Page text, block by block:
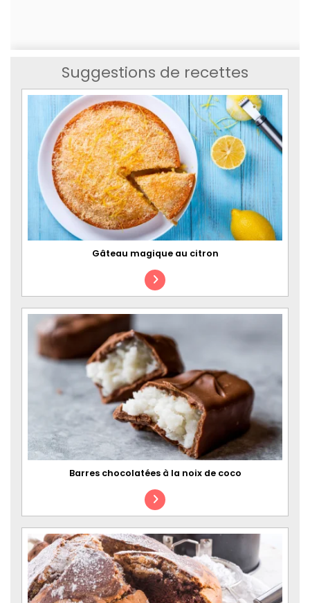
Suggestions de recettes
Gâteau magique au citron
Barres chocolatées à la noix de coco